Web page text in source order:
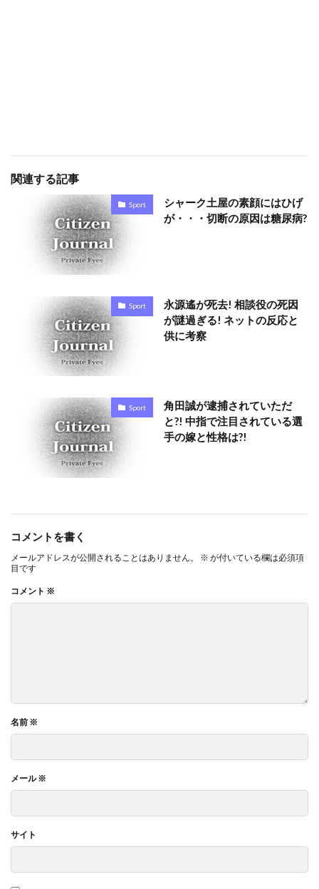
関連する記事
Sport
シャーク土屋の素顔にはひげ
が・・・切断の原因は糖尿病?
Sport
永源遙が死去! 相談役の死因
が謎過ぎる! ネットの反応と
供に考察
Sport
角田誠が逮捕されていただ
と?! 中指で注目されている選
手の嫁と性格は?!
コメントを書く
メールアドレスが公開されることはありません。 ※ が付いている欄は必須項
目です
コメント ※
名前 ※
メール※
サイト